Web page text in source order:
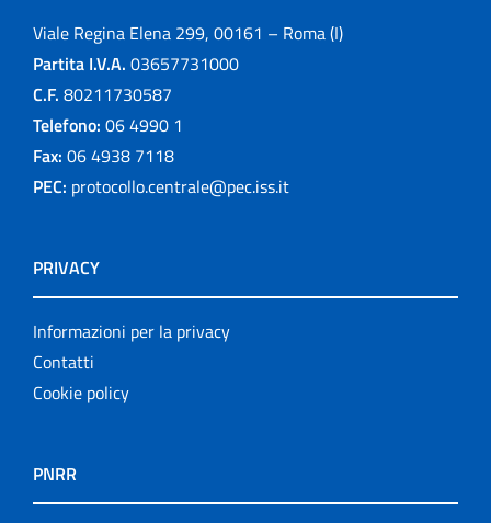
Viale Regina Elena 299, 00161 – Roma (I)
Partita I.V.A. 03657731000
C.F. 80211730587
Telefono: 06 4990 1
Fax: 06 4938 7118
PEC: protocollo.centrale@pec.iss.it
PRIVACY
Informazioni per la privacy
Contatti
Cookie policy
PNRR